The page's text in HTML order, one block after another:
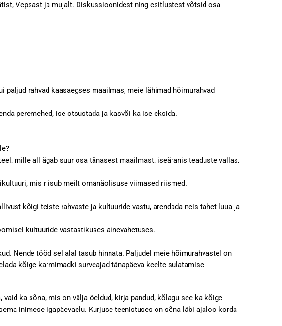
Vepsast ja mujalt. Diskussioonidest ning esitlustest võtsid osa
rahvad kaasaegses maailmas, meie lähimad hõimurahvad
peremehed, ise otsustada ja kasvõi ka ise eksida.
mille all ägab suur osa tänasest maailmast, iseäranis teaduste vallas,
mis riisub meilt omanäolisuse viimased riismed.
kõigi teiste rahvaste ja kultuuride vastu, arendada neis tahet luua ja
kultuuride vastastikuses ainevahetuses.
Nende tööd sel alal tasub hinnata. Paljudel meie hõimurahvastel on
kõige karmimadki surveajad tänapäeva keelte sulatamise
ka sõna, mis on välja öeldud, kirja pandud, kõlagu see ka kõige
inimese igapäevaelu. Kurjuse teenistuses on sõna läbi ajaloo korda